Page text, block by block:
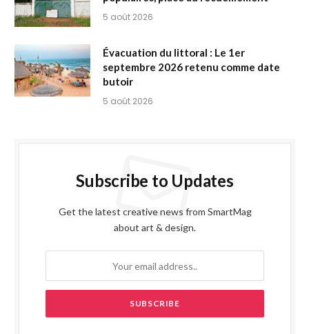
5 août 2026
Évacuation du littoral : Le 1er
septembre 2026 retenu comme date
butoir
5 août 2026
Subscribe to Updates
Get the latest creative news from SmartMag
about art & design.